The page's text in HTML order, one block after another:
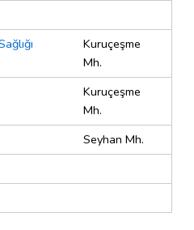
Kuruçeşme
Mh.
Kuruçeşme
Mh.
Seyhan Mh.